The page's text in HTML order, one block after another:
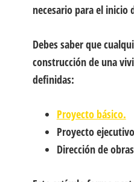
necesario para el inicio
Debes saber que
construcción de una
definidas:
Proyecto básico.
Proyecto
Dirección de